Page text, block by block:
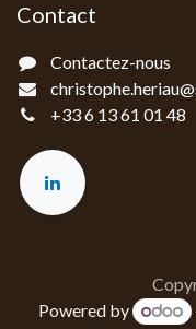
Contact
Contactez-nous
+33 6 13 61 01 48‬
Powered by